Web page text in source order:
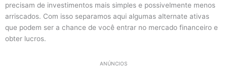
precisam de investimentos mais simples e possivelmente menos
arriscados. Com isso separamos aqui algumas alternate ativas
que podem ser a chance de você entrar no mercado financeiro e
obter lucros.
ANÚNCIOS